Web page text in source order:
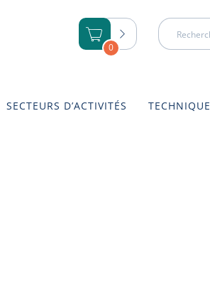
0
SECTEURS D’ACTIVITÉS TECHNIQUE